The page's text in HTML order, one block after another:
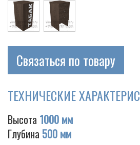
Связаться по товару
ТЕХНИЧЕСКИЕ
Высота 1000 мм
Глубина 500 мм